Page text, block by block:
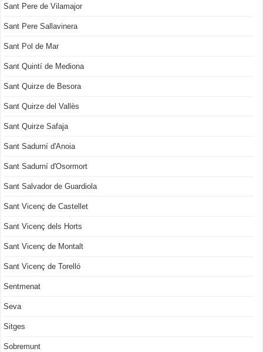
Sant Pere de Vilamajor
Sant Pere Sallavinera
Sant Pol de Mar
Sant Quintí de Mediona
Sant Quirze de Besora
Sant Quirze del Vallès
Sant Quirze Safaja
Sant Sadurní d'Anoia
Sant Sadurní d'Osormort
Sant Salvador de Guardiola
Sant Vicenç de Castellet
Sant Vicenç dels Horts
Sant Vicenç de Montalt
Sant Vicenç de Torelló
Sentmenat
Seva
Sitges
Sobremunt